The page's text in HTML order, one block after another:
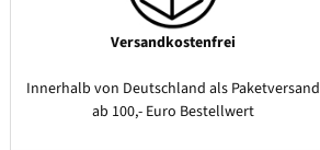
Versandkostenfrei
Innerhalb von Deutschland als Paketversand
ab 100,- Euro Bestellwert